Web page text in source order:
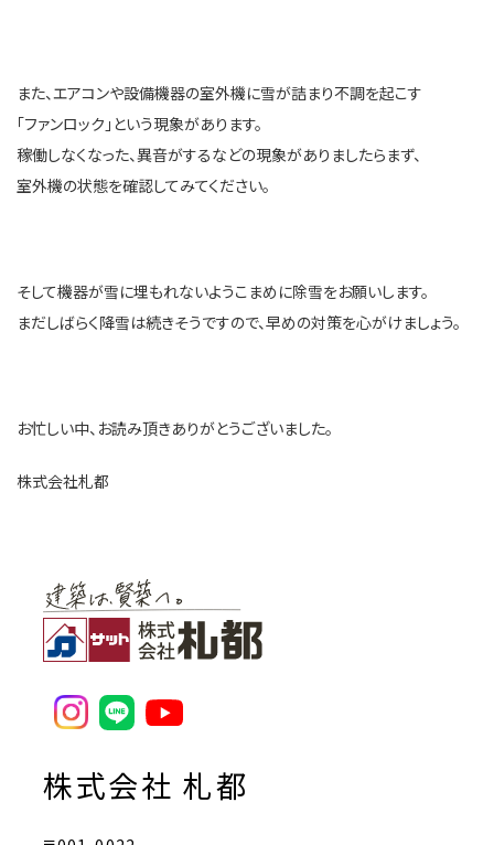
また、エアコンや設備機器の室外機に雪が詰まり不調を起こす
「ファンロック」という現象があります。
稼働しなくなった、異音がするなどの現象がありましたらまず、
室外機の状態を確認してみてください。
そして機器が雪に埋もれないようこまめに除雪をお願いします。
まだしばらく降雪は続きそうですので、早めの対策を心がけましょう。
お忙しい中、お読み頂きありがとうございました。
株式会社札都
株式会社 札都